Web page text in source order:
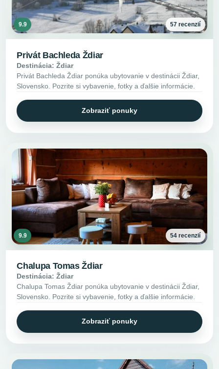
9.9 57 recenzií
Privát Bachleda Ždiar
Destinácia: Ždiar
Privát Bachleda Ždiar ponúka ubytovanie v destinácii Ždiar,
Slovensko. Pozrite si vybavenie, fotky a ďalšie informácie.
Zobraziť ponuky
9.9 54 recenzií
Chalupa Tomas Ždiar
Destinácia: Ždiar
Chalupa Tomas Ždiar ponúka ubytovanie v destinácii Ždiar,
Slovensko. Pozrite si vybavenie, fotky a ďalšie informácie.
Zobraziť ponuky